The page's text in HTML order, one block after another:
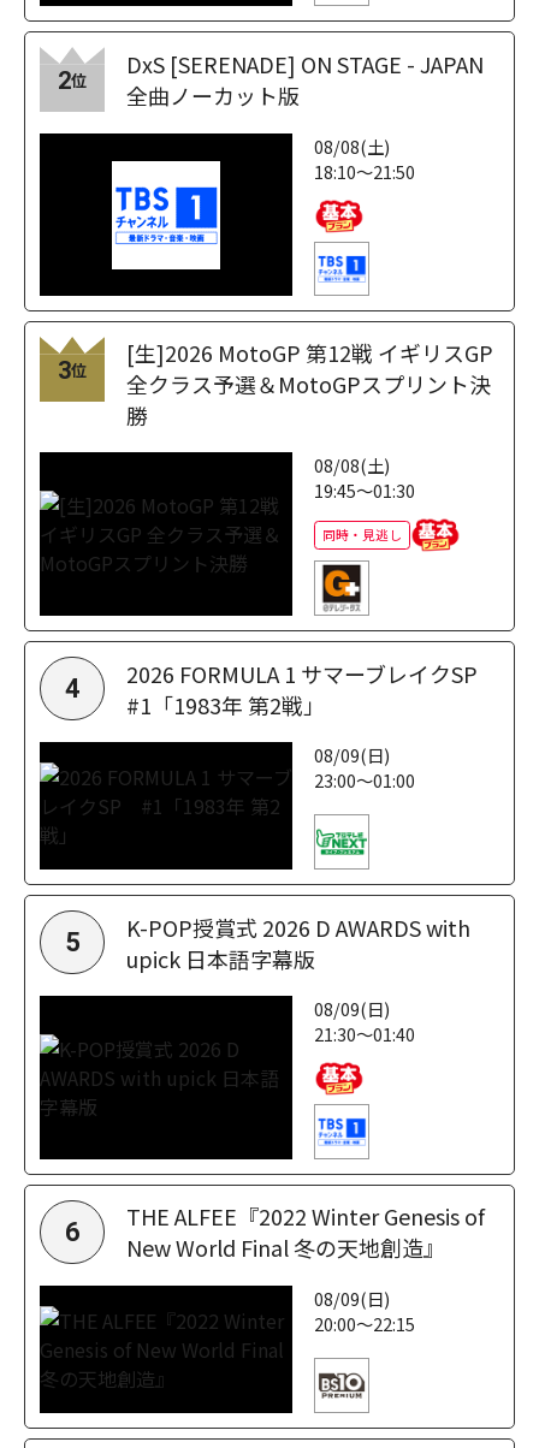
2位
DxS [SERENADE] ON STAGE - JAPAN
全曲ノーカット版
08/08(土)
18:10～21:50
3位
[生]2026 MotoGP 第12戦 イギリスGP
全クラス予選＆MotoGPスプリント決
勝
08/08(土)
19:45～01:30
同時・見逃し
4
2026 FORMULA 1 サマーブレイクSP
#1「1983年 第2戦」
08/09(日)
23:00～01:00
5
K-POP授賞式 2026 D AWARDS with
upick 日本語字幕版
08/09(日)
21:30～01:40
6
THE ALFEE『2022 Winter Genesis of
New World Final 冬の天地創造』
08/09(日)
20:00～22:15